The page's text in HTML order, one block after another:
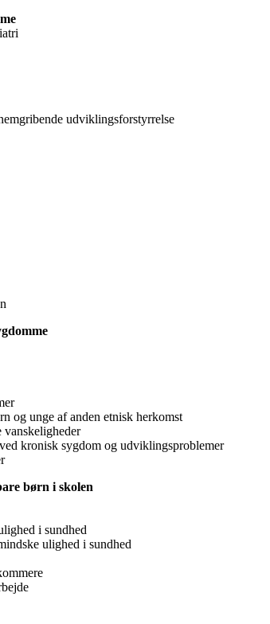
udviklingsforstyrrelse
og unge af anden etnisk herkomst
kronisk sygdom og udviklingsproblemer
børn i skolen
i sundhed
ulighed i sundhed